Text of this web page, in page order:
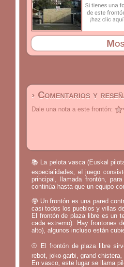
› Comentarios y
Dale una nota a este frontón:
📚 La pelota vasca (Euskal
especialidades, el juego
principal, llamada frontón,
continúa hasta que un equipo
🤓 Un frontón es una pared
casi todos los pueblos y villas
El frontón de plaza libre es un
cada extremo). Hay frontones
alto), algunos incluso están
⚾ El frontón de plaza libre
rebot, joko-garbi, grand
En vasco, este lugar se llama